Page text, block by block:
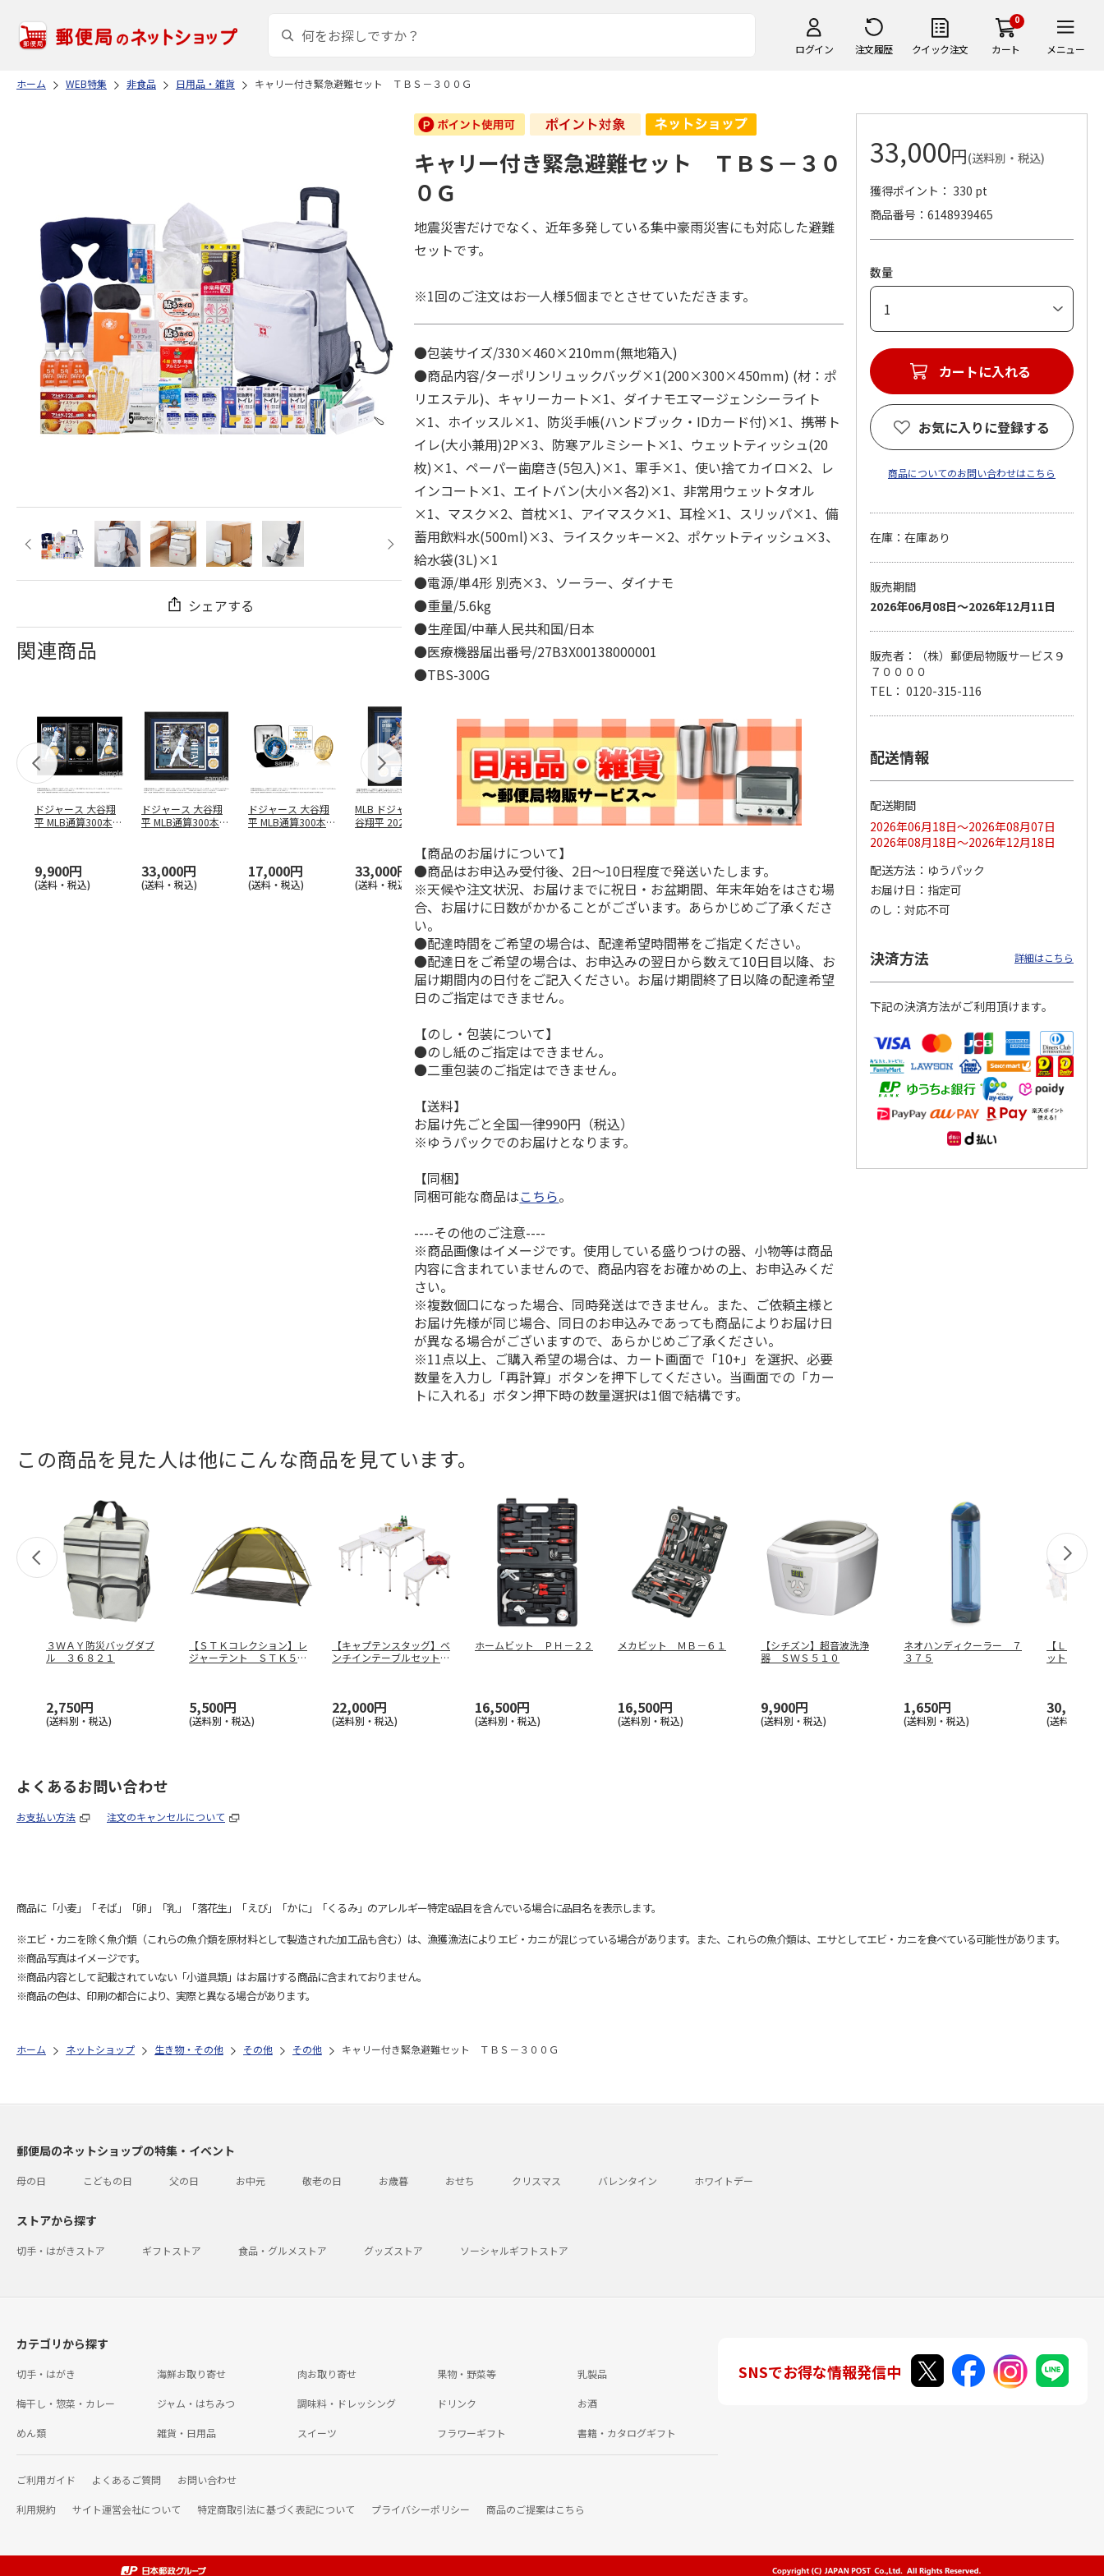
ログイン 注文履歴 クイック注文
0
カート メニュー
ホーム WEB特集 非食品 日用品・雑貨 キャリー付き緊急避難セット ＴＢＳ－３００Ｇ
シェアする
関連商品
ドジャース 大谷翔
平 MLB通算300本塁
9,900円
(送料・税込)
ドジャース 大谷翔
平 MLB通算300本塁
33,000円
(送料・税込)
ドジャース 大谷翔
平 MLB通算300本塁
17,000円
(送料・税込)
MLB ドジャース 大
谷翔平 2026 NL 3・
33,000円
(送料・税込)
ドジャース 大谷翔
平 日本人最多53試
ブ…
33,000円
(送料・税込)
ドジャース 大谷翔
平 日本人最多53試
9,900円
(送料・税込)
MLB ドジャース 大
谷翔平・山本由伸・
8,500円
(送料・税込)
MLB ドジャース 大
谷翔平 2026 NL 3・
(送料・税込)
ドジャース 大谷翔
平 日本人最多53試
合連続出塁記念 シ
ル…
17,000円
(送料・税込)
谷翔平 2026 NL 3・
4月投手…
キャリー付き緊急避難セット ＴＢＳ－３０
０Ｇ
地震災害だけでなく、近年多発している集中豪雨災害にも対応した避難
セットです。
※1回のご注文はお一人様5個までとさせていただきます。
●包装サイズ/330×460×210mm(無地箱入)
●商品内容/ターポリンリュックバッグ×1(200×300×450mm) (材：ポ
リエステル)、キャリーカート×1、ダイナモエマージェンシーライト
×1、ホイッスル×1、防災手帳(ハンドブック・IDカード付)×1、携帯ト
イレ(大小兼用)2P×3、防寒アルミシート×1、ウェットティッシュ(20
枚)×1、ペーパー歯磨き(5包入)×1、軍手×1、使い捨てカイロ×2、レ
インコート×1、エイトバン(大小×各2)×1、非常用ウェットタオル
×1、マスク×2、首枕×1、アイマスク×1、耳栓×1、スリッパ×1、備
蓄用飲料水(500ml)×3、ライスクッキー×2、ポケットティッシュ×3、
給水袋(3L)×1
●電源/単4形 別売×3、ソーラー、ダイナモ
●重量/5.6kg
●生産国/中華人民共和国/日本
●医療機器届出番号/27B3X00138000001
●TBS-300G
【商品のお届けについて】
●商品はお申込み受付後、2日～10日程度で発送いたします。
※天候や注文状況、お届けまでに祝日・お盆期間、年末年始をはさむ場
合、お届けに日数がかかることがございます。あらかじめご了承くださ
い。
●配達時間をご希望の場合は、配達希望時間帯をご指定ください。
●配達日をご希望の場合は、お申込みの翌日から数えて10日目以降、お
届け期間内の日付をご記入ください。お届け期間終了日以降の配達希望
日のご指定はできません。
【のし・包装について】
●のし紙のご指定はできません。
●二重包装のご指定はできません。
【送料】
お届け先ごと全国一律990円（税込）
※ゆうパックでのお届けとなります。
【同梱】
同梱可能な商品はこちら。
----その他のご注意----
※商品画像はイメージです。使用している盛りつけの器、小物等は商品
内容に含まれていませんので、商品内容をお確かめの上、お申込みくだ
さい。
※複数個口になった場合、同時発送はできません。また、ご依頼主様と
お届け先様が同じ場合、同日のお申込みであっても商品によりお届け日
が異なる場合がございますので、あらかじめご了承ください。
※11点以上、ご購入希望の場合は、カート画面で「10+」を選択、必要
数量を入力し「再計算」ボタンを押下してください。当画面での「カー
トに入れる」ボタン押下時の数量選択は1個で結構です。
33,000円(送料別・税込)
獲得ポイント： 330 pt
商品番号
6148939465
数量
カートに入れる
お気に入りに登録する
商品についてのお問い合わせはこちら
在庫：在庫あり
販売期間
2026年06月08日～2026年12月11日
販売者：（株）郵便局物販サービス９
７００００
TEL： 0120-315-116
配送情報
配送期間
2026年06月18日～2026年08月07日
2026年08月18日～2026年12月18日
配送方法
ゆうパック
お届け日
指定可
のし
対応不可
決済方法 詳細はこちら
下記の決済方法がご利用頂けます。
この商品を見た人は他にこんな商品を見ています。
３ＷＡＹ防災バッグダブ
ル ３６８２１
2,750円
(送料別・税込)
【ＳＴＫコレクション】レ
ジャーテント ＳＴＫ５０
5,500円
(送料別・税込)
【キャプテンスタッグ】ベ
ンチインテーブルセット
22,000円
(送料別・税込)
ホームビット ＰＨ－２２
16,500円
(送料別・税込)
メカビット ＭＢ－６１
16,500円
(送料別・税込)
【シチズン】超音波洗浄
器 ＳＷＳ５１０
9,900円
(送料別・税込)
ネオハンディクーラー ７
３７５
1,650円
(送料別・税込)
【ＬＡ・Ｐ
ットラピ
30,800円
(送料別・税
よくあるお問い合わせ
お支払い方法 注文のキャンセルについて
商品に「小麦」「そば」「卵」「乳」「落花生」「えび」「かに」「くるみ」のアレルギー特定8品目を含んでいる場合に品目名を表示します。
※エビ・カニを除く魚介類（これらの魚介類を原材料として製造された加工品も含む）は、漁獲漁法によりエビ・カニが混じっている場合があります。また、これらの魚介類は、エサとしてエビ・カニを食べている可能性があります。
※商品写真はイメージです。
※商品内容として記載されていない「小道具類」はお届けする商品に含まれておりません。
※商品の色は、印刷の都合により、実際と異なる場合があります。
ホーム ネットショップ 生き物・その他 その他 その他 キャリー付き緊急避難セット ＴＢＳ－３００Ｇ
郵便局のネットショップの特集・イベント
母の日 こどもの日 父の日 お中元 敬老の日 お歳暮 おせち クリスマス バレンタイン ホワイトデー
ストアから探す
切手・はがきストア ギフトストア 食品・グルメストア グッズストア ソーシャルギフトストア
カテゴリから探す
切手・はがき 海鮮お取り寄せ 肉お取り寄せ 果物・野菜等 乳製品
梅干し・惣菜・カレー ジャム・はちみつ 調味料・ドレッシング ドリンク お酒
めん類 雑貨・日用品 スイーツ フラワーギフト 書籍・カタログギフト
ご利用ガイド よくあるご質問 お問い合わせ
利用規約 サイト運営会社について 特定商取引法に基づく表記について プライバシーポリシー 商品のご提案はこちら
SNSでお得な情報発信中